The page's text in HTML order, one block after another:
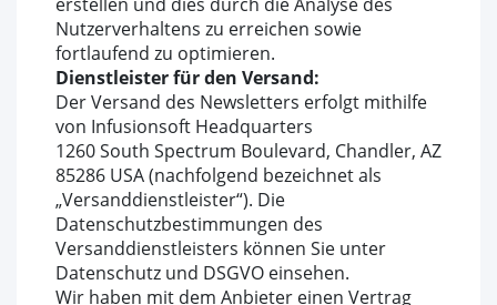
Nutzerverhaltens zu erreichen sowie
fortlaufend zu optimieren.
Dienstleister für den Versand:
Der Versand des Newsletters erfolgt mithilfe
von Infusionsoft Headquarters
1260 South Spectrum Boulevard, Chandler, AZ
85286 USA (nachfolgend bezeichnet als
„Versanddienstleister“). Die
Datenschutzbestimmungen des
Versanddienstleisters können Sie unter
Datenschutz und DSGVO einsehen.
Wir haben mit dem Anbieter einen Vertrag